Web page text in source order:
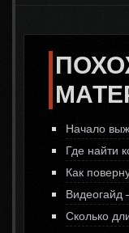
Начало
Где найти
Как
Видеогайд
Сколько